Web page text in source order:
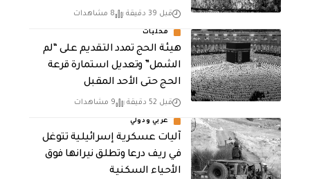
قبل 39 دقيقة 8 مشاهدات
محليات
هيئة الحج تمدد التقديم على “لم
الشمل” وتعديل استمارة قرعة
الحج حتى الأحد المقبل
قبل 52 دقيقة 9 مشاهدات
عربي ودولي
آليات عسكرية إسرائيلية تتوغل
في ريف درعا وتطلق نيرانها فوق
الأحياء السكنية